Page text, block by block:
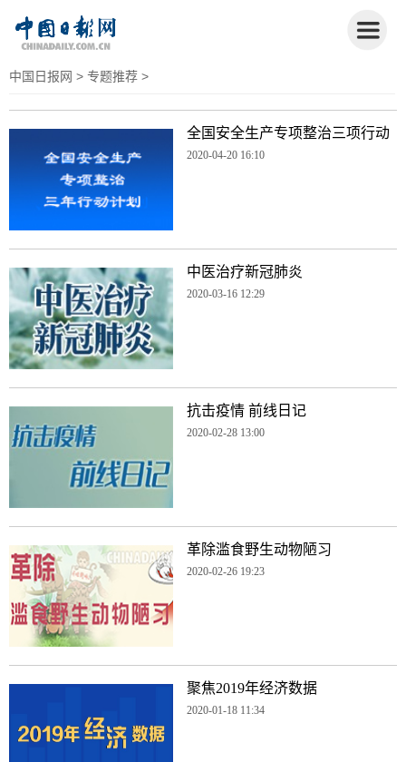
中国日报网 > 专题推荐 >
全国安全生产专项整治三项行动
2020-04-20 16:10
中医治疗新冠肺炎
2020-03-16 12:29
抗击疫情 前线日记
2020-02-28 13:00
革除滥食野生动物陋习
2020-02-26 19:23
聚焦2019年经济数据
2020-01-18 11:34